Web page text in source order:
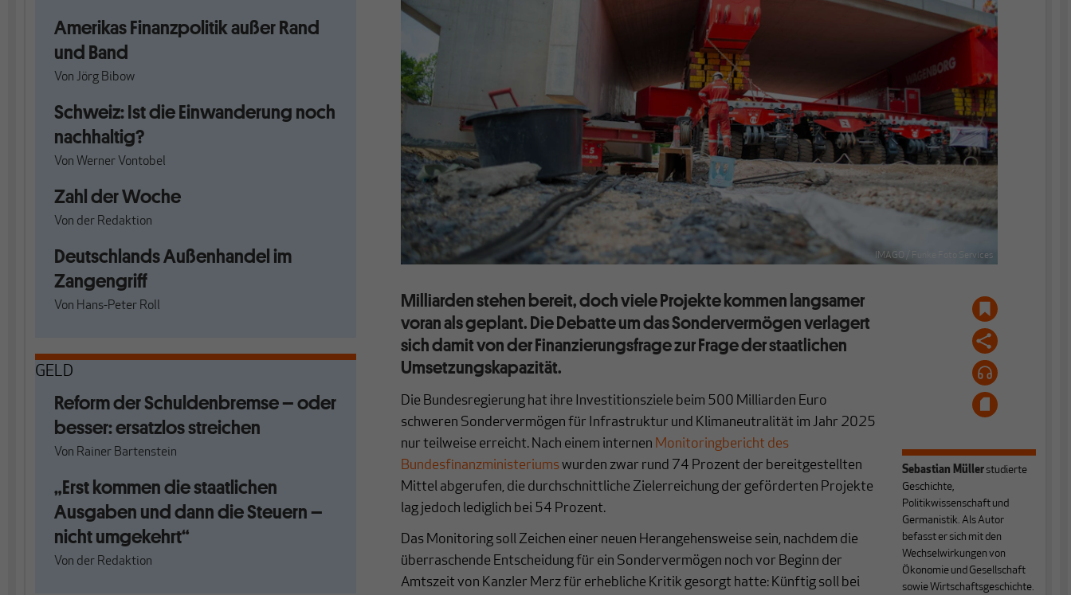
Amerikas Finanzpolitik außer Rand
und Band
Von Jörg Bibow
Schweiz: Ist die Einwanderung noch
nachhaltig?
Von Werner Vontobel
Zahl der Woche
Von der Redaktion
Deutschlands Außenhandel im
Zangengriff
Von Hans-Peter Roll
GELD
Reform der Schuldenbremse – oder
besser: ersatzlos streichen
Von Rainer Bartenstein
„Erst kommen die staatlichen
Ausgaben und dann die Steuern –
nicht umgekehrt“
Von der Redaktion
IMAGO / Funke Foto Services
Milliarden stehen bereit, doch viele Projekte kommen langsamer
voran als geplant. Die Debatte um das Sondervermögen verlagert
sich damit von der Finanzierungsfrage zur Frage der staatlichen
Umsetzungskapazität.
Die Bundesregierung hat ihre Investitionsziele beim 500 Milliarden Euro
schweren Sondervermögen für Infrastruktur und Klimaneutralität im Jahr 2025
nur teilweise erreicht. Nach einem internen Monitoringbericht des
Bundesfinanzministeriumswurden zwar rund 74 Prozent der bereitgestellten
Mittel abgerufen, die durchschnittliche Zielerreichung der geförderten Projekte
lag jedoch lediglich bei 54 Prozent.
Das Monitoring soll Zeichen einer neuen Herangehensweise sein, nachdem die
überraschende Entscheidung für ein Sondervermögen noch vor Beginn der
Amtszeit von Kanzler Merz für erhebliche Kritik gesorgt hatte: Künftig soll bei
Sebastian Müllerstudierte
Geschichte,
Politikwissenschaft und
Germanistik. Als Autor
befasst er sich mit den
Wechselwirkungen von
Ökonomie und Gesellschaft
sowie Wirtschaftsgeschichte.